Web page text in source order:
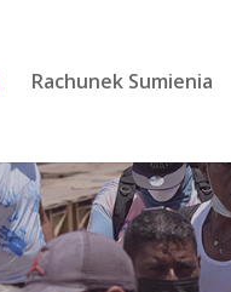
Rachunek Sumienia